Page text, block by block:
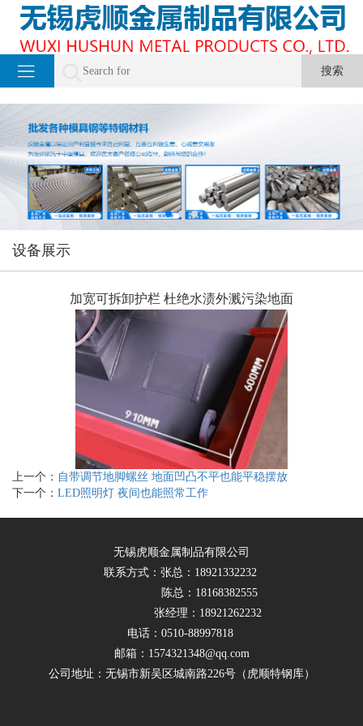
设备展示
加宽可拆卸护栏 杜绝水渍外溅污染地面
上一个： 自带调节地脚螺丝 地面凹凸不平也能平稳摆放
下一个： LED照明灯 夜间也能照常工作
无锡虎顺金属制品有限公司
联系方式：张总：18921332232
陈总：18168382555
张经理：18921262232
电话：0510-88997818
邮箱：1574321348@qq.com
公司地址：无锡市新吴区城南路226号（虎顺特钢库）